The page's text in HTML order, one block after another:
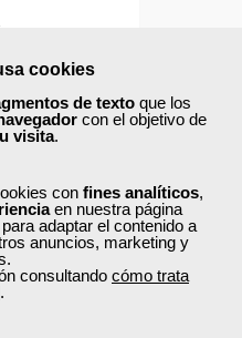
cookies
de texto que los
con el objetivo de
visita.
con fines analíticos,
en nuestra página
para adaptar el contenido a
anuncios, marketing y
consultando cómo trata
.
€
€
40% DTO.